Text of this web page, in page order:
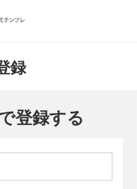
録
登録する